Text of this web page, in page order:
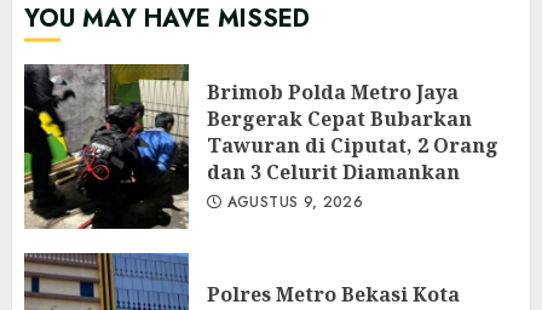
YOU MAY HAVE MISSED
Brimob Polda Metro Jaya
Bergerak Cepat Bubarkan
Tawuran di Ciputat, 2 Orang
dan 3 Celurit Diamankan
AGUSTUS 9, 2026
Polres Metro Bekasi Kota